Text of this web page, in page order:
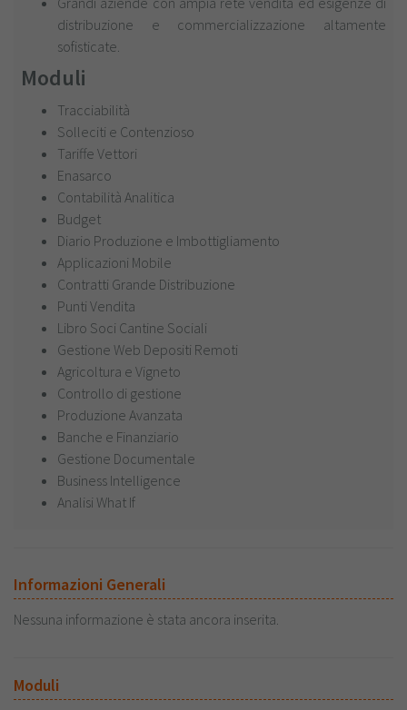
distribuzione e commercializzazione altamente
sofisticate.
Moduli
Tracciabilità
Solleciti e Contenzioso
Tariffe Vettori
Enasarco
Contabilità Analitica
Budget
Diario Produzione e Imbottigliamento
Applicazioni Mobile
Contratti Grande Distribuzione
Punti Vendita
Libro Soci Cantine Sociali
Gestione Web Depositi Remoti
Agricoltura e Vigneto
Controllo di gestione
Produzione Avanzata
Banche e Finanziario
Gestione Documentale
Business Intelligence
Analisi What If
Informazioni Generali
Nessuna informazione è stata ancora inserita.
Moduli